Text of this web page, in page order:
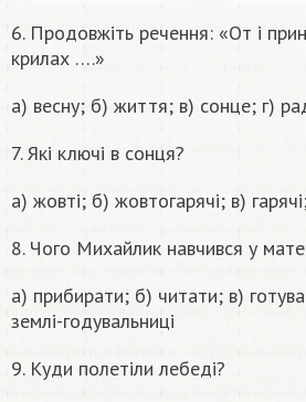
6. Продовжіть речення: «От і
крилах ….»
а) весну; б) життя; в) сонце; г)
7. Які ключі в сонця?
а) жовті; б) жовтогарячі; в)
8. Чого Михайлик навчився у
а) прибирати; б) читати; в)
землі-годувальниці
9. Куди полетіли лебеді?